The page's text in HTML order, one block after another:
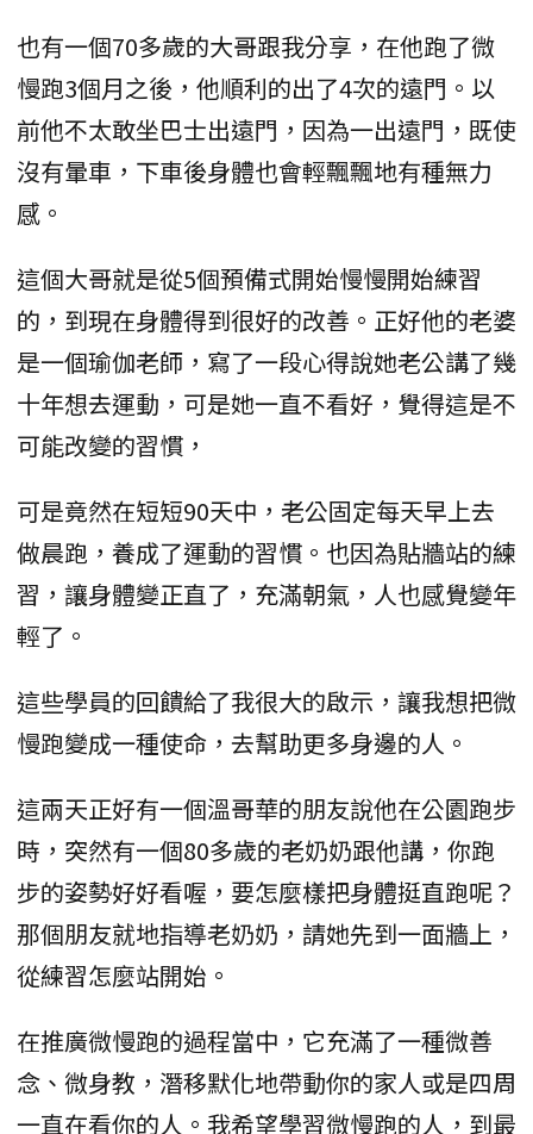
也有一個70多歲的大哥跟我分享，在他跑了微
慢跑3個月之後，他順利的出了4次的遠門。以
前他不太敢坐巴士出遠門，因為一出遠門，既使
沒有暈車，下車後身體也會輕飄飄地有種無力
感。
這個大哥就是從5個預備式開始慢慢開始練習
的，到現在身體得到很好的改善。正好他的老婆
是一個瑜伽老師，寫了一段心得說她老公講了幾
十年想去運動，可是她一直不看好，覺得這是不
可能改變的習慣，
可是竟然在短短90天中，老公固定每天早上去
做晨跑，養成了運動的習慣。也因為貼牆站的練
習，讓身體變正直了，充滿朝氣，人也感覺變年
輕了。
這些學員的回饋給了我很大的啟示，讓我想把微
慢跑變成一種使命，去幫助更多身邊的人。
這兩天正好有一個溫哥華的朋友說他在公園跑步
時，突然有一個80多歲的老奶奶跟他講，你跑
步的姿勢好好看喔，要怎麼樣把身體挺直跑呢？
那個朋友就地指導老奶奶，請她先到一面牆上，
從練習怎麼站開始。
在推廣微慢跑的過程當中，它充滿了一種微善
念、微身教，潛移默化地帶動你的家人或是四周
一直在看你的人。我希望學習微慢跑的人，到最